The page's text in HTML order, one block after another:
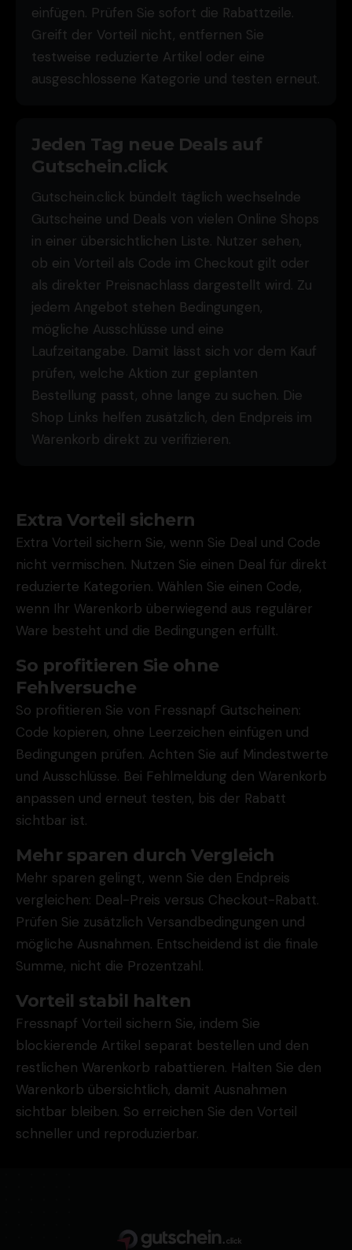
einfügen. Prüfen Sie sofort die Rabattzeile.
Greift der Vorteil nicht, entfernen Sie
testweise reduzierte Artikel oder eine
ausgeschlossene Kategorie und testen erneut.
Jeden Tag neue Deals auf
Gutschein.click
Gutschein.click bündelt täglich wechselnde
Gutscheine und Deals von vielen Online Shops
in einer übersichtlichen Liste. Nutzer sehen,
ob ein Vorteil als Code im Checkout gilt oder
als direkter Preisnachlass dargestellt wird. Zu
jedem Angebot stehen Bedingungen,
mögliche Ausschlüsse und eine
Laufzeitangabe. Damit lässt sich vor dem Kauf
prüfen, welche Aktion zur geplanten
Bestellung passt, ohne lange zu suchen. Die
Shop Links helfen zusätzlich, den Endpreis im
Warenkorb direkt zu verifizieren.
Extra Vorteil sichern
Extra Vorteil sichern Sie, wenn Sie Deal und Code
nicht vermischen. Nutzen Sie einen Deal für direkt
reduzierte Kategorien. Wählen Sie einen Code,
wenn Ihr Warenkorb überwiegend aus regulärer
Ware besteht und die Bedingungen erfüllt.
So profitieren Sie ohne
Fehlversuche
So profitieren Sie von Fressnapf Gutscheinen:
Code kopieren, ohne Leerzeichen einfügen und
Bedingungen prüfen. Achten Sie auf Mindestwerte
und Ausschlüsse. Bei Fehlmeldung den Warenkorb
anpassen und erneut testen, bis der Rabatt
sichtbar ist.
Mehr sparen durch Vergleich
Mehr sparen gelingt, wenn Sie den Endpreis
vergleichen: Deal-Preis versus Checkout-Rabatt.
Prüfen Sie zusätzlich Versandbedingungen und
mögliche Ausnahmen. Entscheidend ist die finale
Summe, nicht die Prozentzahl.
Vorteil stabil halten
Fressnapf Vorteil sichern Sie, indem Sie
blockierende Artikel separat bestellen und den
restlichen Warenkorb rabattieren. Halten Sie den
Warenkorb übersichtlich, damit Ausnahmen
sichtbar bleiben. So erreichen Sie den Vorteil
schneller und reproduzierbar.